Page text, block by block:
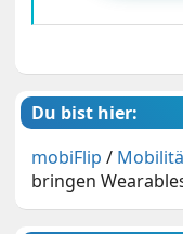
Du bist hier:
mobiFlip /
bringen